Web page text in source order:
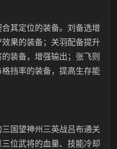
其定位的装备。刘备选增
果的装备；关羽配备提升
装备，增强输出；张飞则
挡率的装备，提高生存能
国望神州三英战吕布通关
位武将的血量、技能冷却